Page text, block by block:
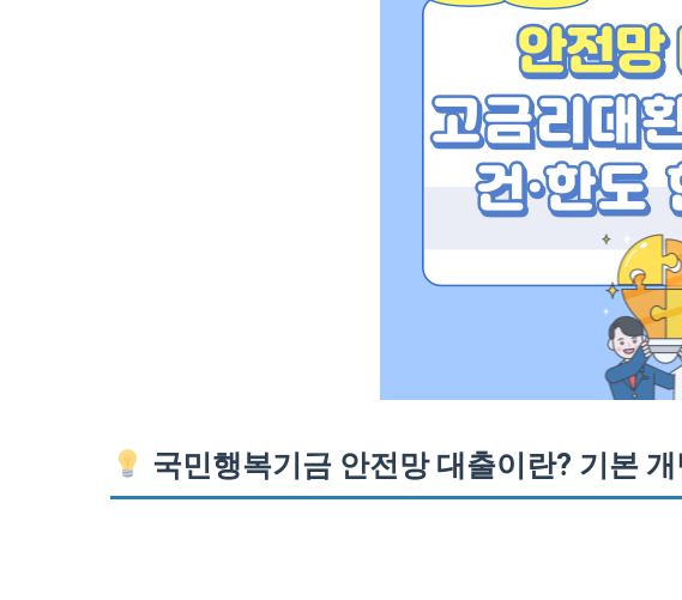
국민행복기금 안전망 대출이란? 기본 개